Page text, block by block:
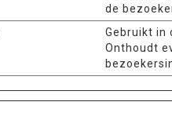
de
Gebruikt in
Onthoudt